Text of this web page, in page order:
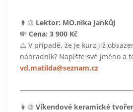
👩‍🎨 Lektor: MO.nika Jankůj
💸 Cena: 3 900 Kč
⚠️ V případě, že je kurz již
náhradník? Napište své jméno a
vd.matilda@seznam.cz
👩‍🎨 Víkendové keramické